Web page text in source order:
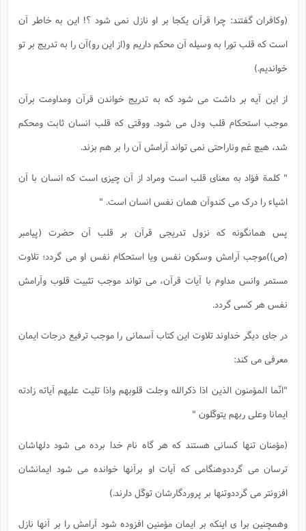
(وکافران گفتند: چرا قرآن یکجا بر او نازل نمی شود ؟! این به خاطر آن
است که قلب تورا به وسیله آن محکم داریم و(از این رو)آن را به تدریج بر تو
خواندیم.)
از این آیه بر داشت می شود که به تدریج خواندن قرآن ومداومت برآن
موجب استحکام قلب ودل می شود. ووقتی که قلب انسان ثابت ومحکم
شد، هیچ غم وناراحتی نمی تواند آرامش آن را بر هم بزند.
" کلمة فؤاد به معنای قلب است ومراد از آن چیزی است که انسان با آن
اشیاء را درک می کندوآن همان نفس انسان است. "
پس همانگونه که نزول تدریجی قرآن بر قلب آن حضرت (پیامبر
(ص))موجب آرامش وسکون نفس ویا استحکام نفس او می گردد؛ تلاوت
مستمر وانس مداوم با آیات قرآن، می تواند موجب تثبیت قلوب وآرامش
نفس هر کسی گردد.
در جای دیگر خداوند تلاوت این کتاب آسمانی را موجب ترفیع درجات ایمان
معرفی می کند:
"انّما المؤمنون الذین اذا ذکرالله وجلت قلوبهم واذا تلیت علیهم آیاته زادته
ایمانا وعلی ربهم یتوکّلون "
(مؤمنان تنها کسانی هستند که هر گاه نام خدا برده می شود دلهاشان
ترسان می گرددوهنگامی که آیات او برآنها خوانده می شود ایمانشان
افزونتر می گرددوتنها بر پروردگارشان توکّل دارند.)
وهمچنین برا ی اینکه بر ایمان مؤمنین افزوده شود آرامش را بر آنها نازل